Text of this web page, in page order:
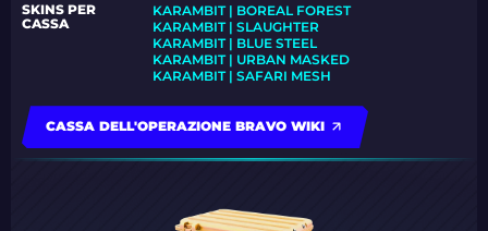
SKINS PER
CASSA
KARAMBIT | BOREAL FOREST
KARAMBIT | SLAUGHTER
KARAMBIT | BLUE STEEL
KARAMBIT | URBAN MASKED
KARAMBIT | SAFARI MESH
CASSA DELL'OPERAZIONE BRAVO WIKI